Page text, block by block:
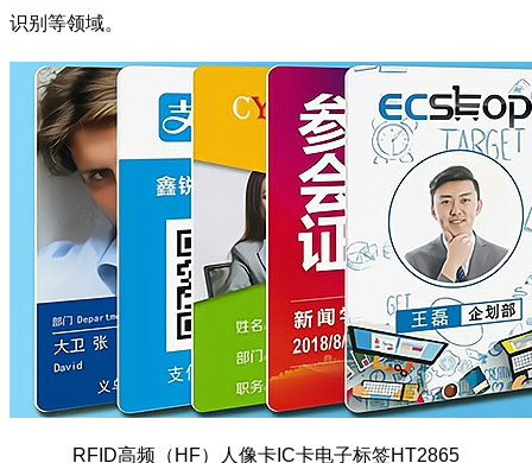
识别等领域。
RFID高频（HF）人像卡IC卡电子标签HT2865